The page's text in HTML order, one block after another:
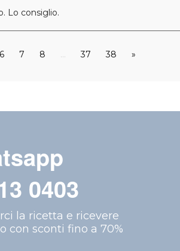
Lo consiglio.
6 7 8 ... 37 38 »
0403
la ricetta e ricevere
con sconti fino a 70%